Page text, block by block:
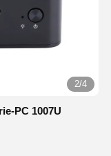
2/4
PC 1007U